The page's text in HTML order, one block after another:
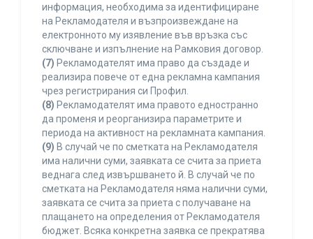
информация, необходима за идентифициране
на Рекламодателя и възпроизвеждане на
електронното му изявление във връзка със
сключване и изпълнение на Рамковия договор.
(7) Рекламодателят има право да създаде и
реализира повече от една рекламна кампания
чрез регистрирания си Профил.
(8) Рекламодателят има правото едностранно
да променя и реорганизира параметрите и
периода на активност на рекламната кампания.
(9) В случай че по сметката на Рекламодателя
има налични суми, заявката се счита за приета
веднага след извършването й. В случай че по
сметката на Рекламодателя няма налични суми,
заявката се счита за приета с получаване на
плащането на определения от Рекламодателя
бюджет. Всяка конкретна заявка се прекратява